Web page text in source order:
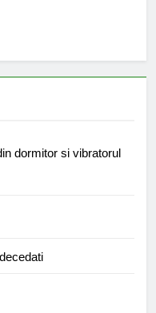
dormitor si vibratorul